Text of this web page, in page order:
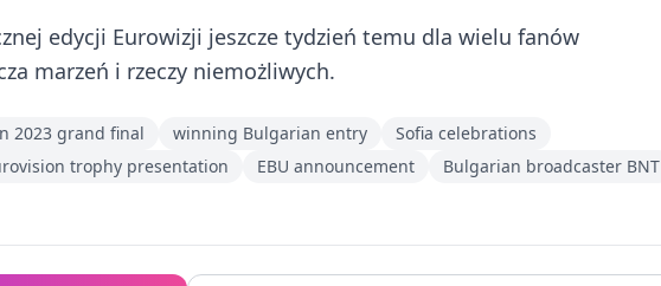
edycji Eurowizji jeszcze tydzień temu dla wielu fanów
marzeń i rzeczy niemożliwych.
2023 grand final winning Bulgarian entry
Sofia celebrations
trophy presentation EBU announcement
Bulgarian broadcaster BNT